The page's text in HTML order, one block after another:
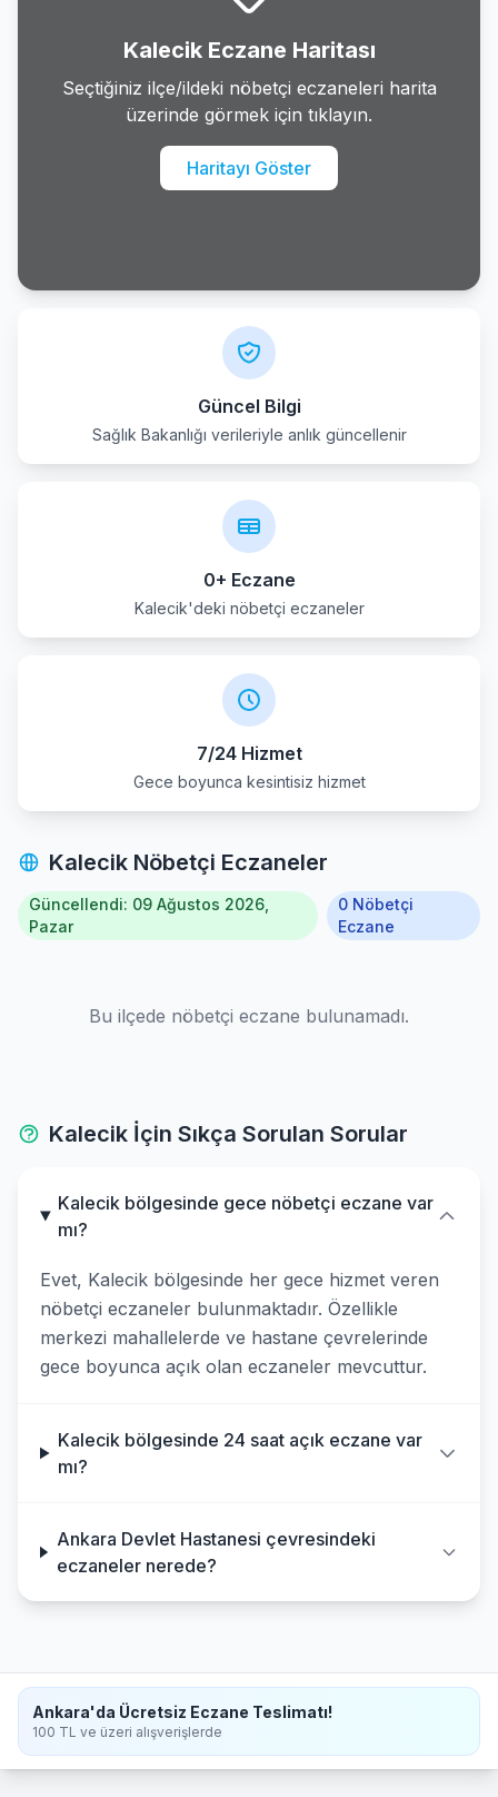
Mamak
Pursaklar
Kalecik Eczane Haritası
Seçtiğiniz ilçe/ildeki nöbetçi eczaneleri harita
üzerinde görmek için tıklayın.
Haritayı Göster
Güncel Bilgi
Sağlık Bakanlığı verileriyle anlık güncellenir
0+ Eczane
Kalecik'deki nöbetçi eczaneler
7/24 Hizmet
Gece boyunca kesintisiz hizmet
Kalecik Nöbetçi Eczaneler
Güncellendi: 09 Ağustos 2026,
Pazar
0 Nöbetçi
Eczane
Bu ilçede nöbetçi eczane bulunamadı.
Kalecik İçin Sıkça Sorulan Sorular
Kalecik bölgesinde gece nöbetçi eczane var
mı?
Evet, Kalecik bölgesinde her gece hizmet veren
nöbetçi eczaneler bulunmaktadır. Özellikle
merkezi mahallelerde ve hastane çevrelerinde
gece boyunca açık olan eczaneler mevcuttur.
Kalecik bölgesinde 24 saat açık eczane var
mı?
Ankara Devlet Hastanesi çevresindeki
eczaneler nerede?
Ankara'da Ücretsiz Eczane Teslimatı!
100 TL ve üzeri alışverişlerde